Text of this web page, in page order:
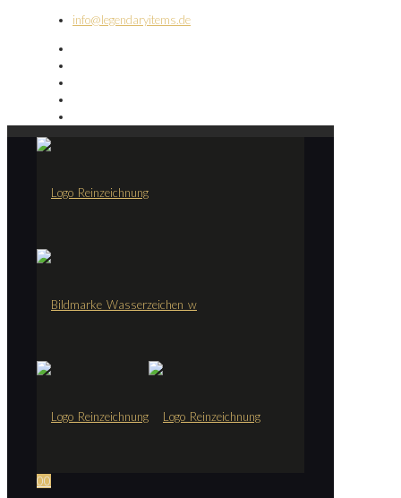
info@legendaryitems.de
00